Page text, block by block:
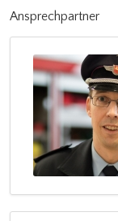
Ansprechpartner